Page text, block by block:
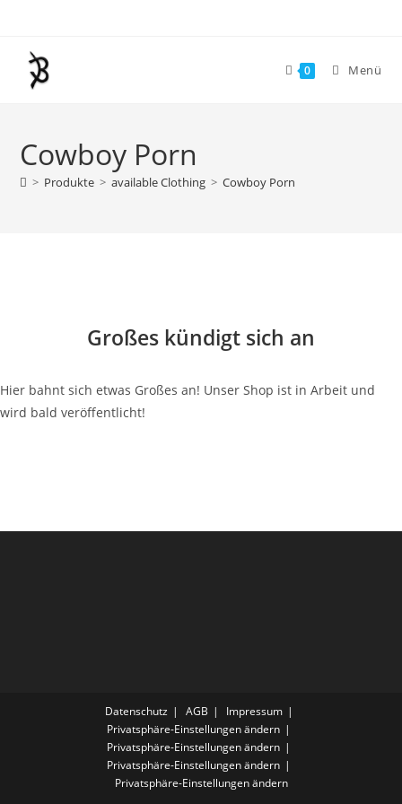
springen
0 Menü
Cowboy Porn
> Produkte > available Clothing > Cowboy Porn
Großes kündigt sich an
Hier bahnt sich etwas Großes an! Unser Shop ist in Arbeit und
wird bald veröffentlicht!
Datenschutz AGB
Impressum
Privatsphäre-Einstellungen ändern
Privatsphäre-Einstellungen ändern
Privatsphäre-Einstellungen ändern
Privatsphäre-Einstellungen ändern